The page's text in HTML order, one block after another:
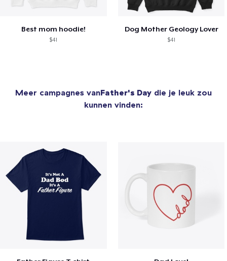
Best mom hoodie!
$41
Dog Mother Geology Lover
$41
Meer campagnes vanFather's Day die je leuk zou
kunnen vinden: